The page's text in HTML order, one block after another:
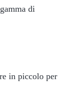
di
in piccolo per